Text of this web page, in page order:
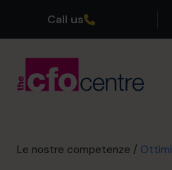
Call us
Miglioramento dei Profitti
Le nostre competenze /